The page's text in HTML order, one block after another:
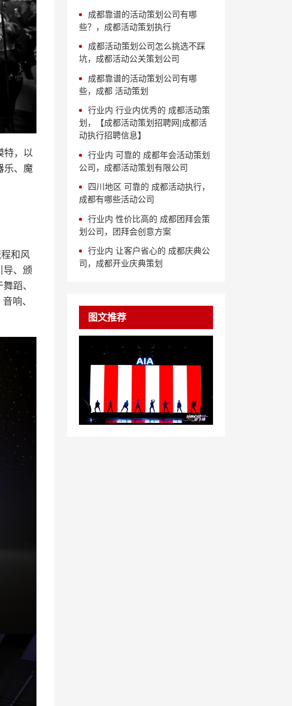
特，以
乐、魔
和风
导、颁
蹈、
响、
成都靠谱的活动策划公司有哪
些？，成都活动策划执行
成都活动策划公司怎么挑选不踩
坑，成都活动公关策划公司
成都靠谱的活动策划公司有哪
些，成都 活动策划
行业内 行业内优秀的 成都活动策
划，【成都活动策划招聘网|成都活
动执行招聘信息】
行业内 可靠的 成都年会活动策划
公司，成都活动策划有限公司
四川地区 可靠的 成都活动执行，
成都有哪些活动公司
行业内 性价比高的 成都团拜会策
划公司，团拜会创意方案
行业内 让客户省心的 成都庆典公
司，成都开业庆典策划
图文推荐